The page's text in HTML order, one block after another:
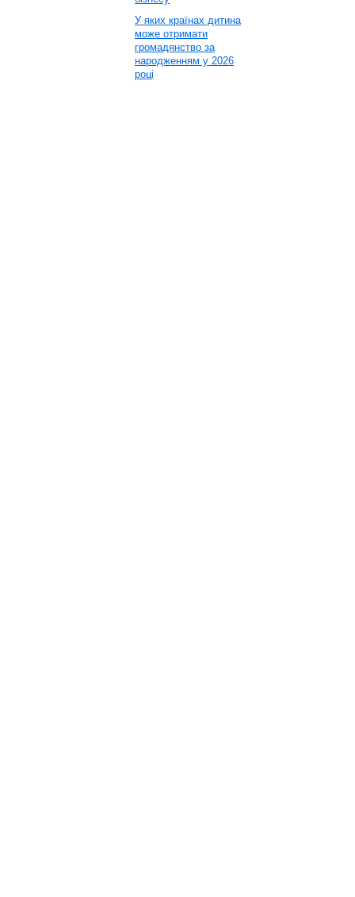
У яких країнах дитина
може отримати
громадянство за
народженням у 2026
році